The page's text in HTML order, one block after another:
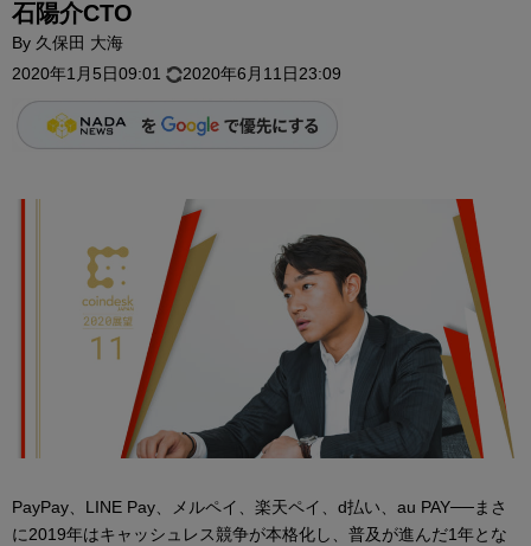
石陽介CTO
By 久保田 大海
2020年1月5日09:01
2020年6月11日23:09
PayPay、LINE Pay、メルペイ、楽天ペイ、d払い、au PAY──まさ
に2019年はキャッシュレス競争が本格化し、普及が進んだ1年とな